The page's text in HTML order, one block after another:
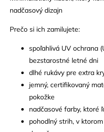
nadčasový dizajn
Prečo si ich zamilujete:
spoľahlivá UV ochrana
bezstarostné letné dni
dlhé rukávy pre extra
jemný, certifikovaný
pokožke
nadčasové farby, ktoré
pohodlný strih, v